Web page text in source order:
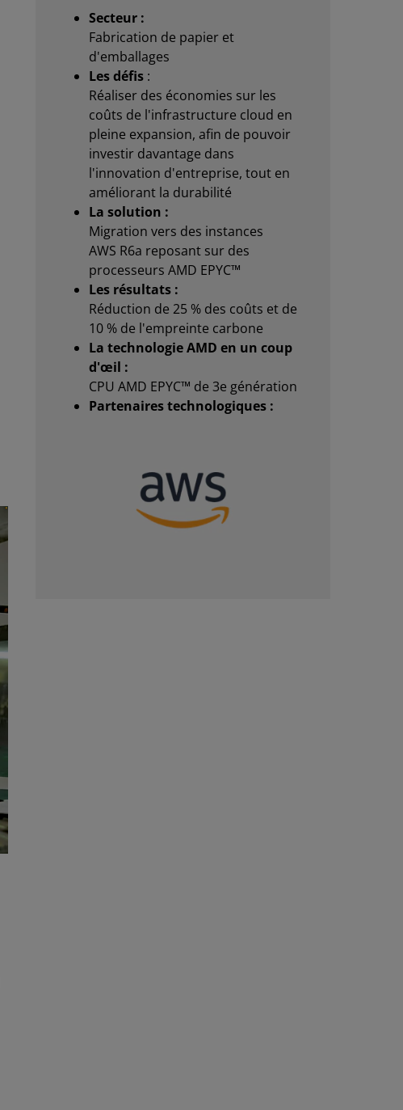
Secteur :
Fabrication de papier et
d'emballages
Les défis:
Réaliser des économies sur les
coûts de l'infrastructure cloud en
pleine expansion, afin de pouvoir
investir davantage dans
l'innovation d'entreprise, tout en
améliorant la durabilité
La solution :
Migration vers des instances
AWS R6a reposant sur des
processeurs AMD EPYC™
Les résultats :
Réduction de 25 % des coûts et de
10 % de l'empreinte carbone
La technologie AMD en un coup
d'œil :
CPU AMD EPYC™ de 3e génération
Partenaires technologiques :